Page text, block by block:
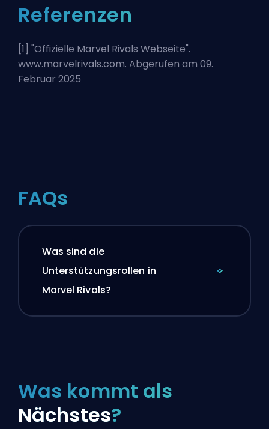
Referenzen
[1] "Offizielle Marvel Rivals Webseite".
www.marvelrivals.com. Abgerufen am 09.
Februar 2025
FAQs
Was sind die
Unterstützungsrollen in
Marvel Rivals?
Was kommt als
Nächstes?